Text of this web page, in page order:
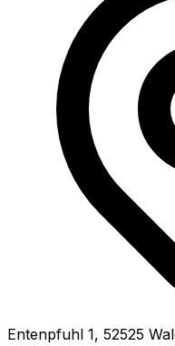
Entenpfuhl 1, 52525